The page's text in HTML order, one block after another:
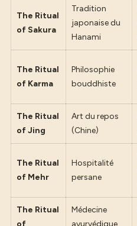
The Ritual
of Sakura
Tradition
japonaise du
Hanami
The Ritual
of Karma
Philosophie
bouddhiste
The Ritual
of Jing
Art du repos
(Chine)
The Ritual
of Mehr
Hospitalité
persane
The Ritual
of
Médecine
ayurvédique